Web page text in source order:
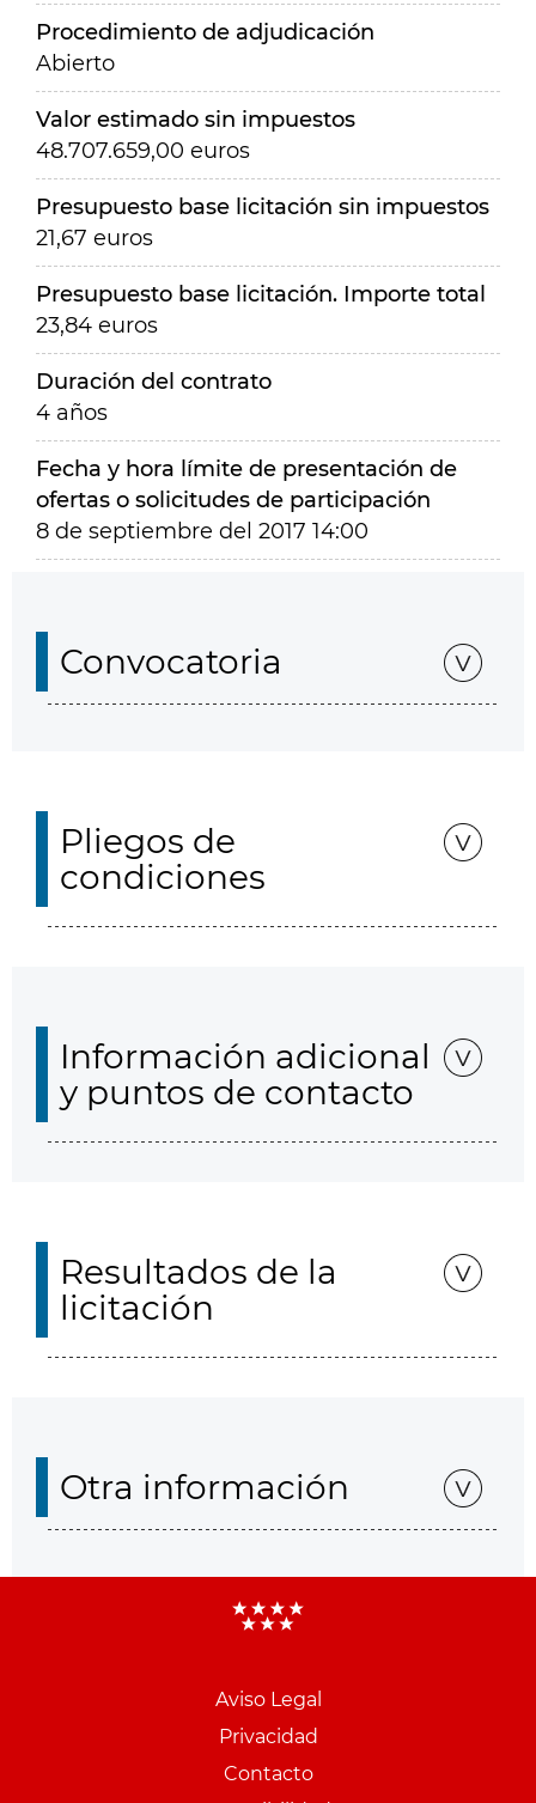
Procedimiento de adjudicación
Abierto
Valor estimado sin impuestos
48.707.659,00 euros
Presupuesto base licitación sin impuestos
21,67 euros
Presupuesto base licitación. Importe total
23,84 euros
Duración del contrato
4 años
Fecha y hora límite de presentación de
ofertas o solicitudes de participación
8 de septiembre del 2017 14:00
Convocatoria
Pliegos de
condiciones
Información adicional
y puntos de contacto
Resultados de la
licitación
Otra información
Aviso Legal
Privacidad
Contacto